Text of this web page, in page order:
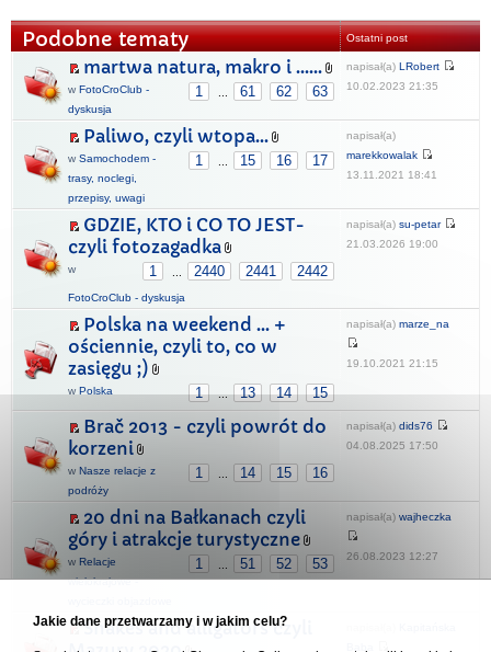
Podobne tematy Ostatni post
martwa natura, makro i ......
1 61 62 63
w FotoCroClub -
dyskusja
napisał(a) LRobert
10.02.2023 21:35
Paliwo, czyli wtopa...
1 15 16 17
w Samochodem -
trasy, noclegi,
przepisy, uwagi
napisał(a)
marekkowalak
13.11.2021 18:41
GDZIE, KTO i CO TO JEST-
czyli fotozagadka
1 2440 2441 2442
w
FotoCroClub - dyskusja
napisał(a) su-petar
21.03.2026 19:00
Polska na weekend ... +
ościennie, czyli to, co w
zasięgu ;)
1 ... 13 14 15
w Polska
napisał(a) marze_na
19.10.2021 21:15
Brač 2013 - czyli powrót do
korzeni
1 14 15 16
w Nasze relacje z
podróży
napisał(a) dids76
04.08.2025 17:50
20 dni na Bałkanach czyli
góry i atrakcje turystyczne
1 51 52 53
w Relacje
wielokrajowe -
napisał(a) wajheczka
26.08.2023 12:27
Snakes and alligators czyli
Jakie dane przetwarzamy i w jakim celu?